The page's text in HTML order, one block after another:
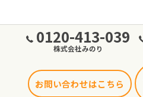
0120-413-039
株式会社みのり
お問い合わせはこちら